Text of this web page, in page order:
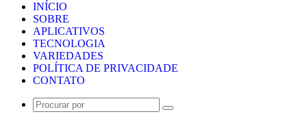
INÍCIO
SOBRE
APLICATIVOS
TECNOLOGIA
VARIEDADES
POLÍTICA DE PRIVACIDADE
CONTATO
Procurar